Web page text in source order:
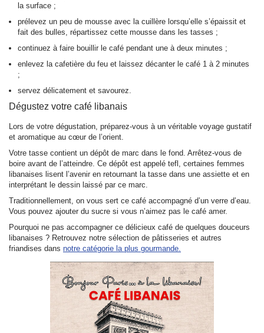
la surface ;
prélevez un peu de mousse avec la cuillère lorsqu’elle s’épaissit et
fait des bulles, répartissez cette mousse dans les tasses ;
continuez à faire bouillir le café pendant une à deux minutes ;
enlevez la cafetière du feu et laissez décanter le café 1 à 2 minutes
;
servez délicatement et savourez.
Dégustez votre café libanais
Lors de votre dégustation, préparez-vous à un véritable voyage gustatif
et aromatique au cœur de l’orient.
Votre tasse contient un dépôt de marc dans le fond. Arrêtez-vous de
boire avant de l’atteindre. Ce dépôt est appelé tefl , certaines femmes
libanaises lisent l’avenir en retournant la tasse dans une assiette et en
interprétant le dessin laissé par ce marc.
Traditionnellement, on vous sert ce café accompagné d’un verre d’eau.
Vous pouvez ajouter du sucre si vous n’aimez pas le café amer.
Pourquoi ne pas accompagner ce délicieux café de quelques douceurs
libanaises ? Retrouvez notre sélection de pâtisseries et autres
friandises dans notre catégorie la plus gourmande.